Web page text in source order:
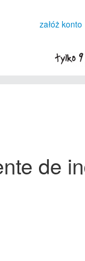
załóż konto
de